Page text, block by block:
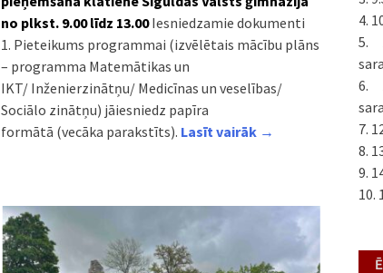
no plkst. 9.00 līdz 13.00Iesniedzamie dokumenti
1. Pieteikums programmai (izvēlētais mācību plāns
– programma Matemātikas un
IKT/ Inženierzinātņu/ Medicīnas un veselības/
Sociālo zinātņu) jāiesniedz papīra
formātā (vecāka parakstīts). Lasīt vairāk →
4.
5.
6.
7.
8.
9.
10.